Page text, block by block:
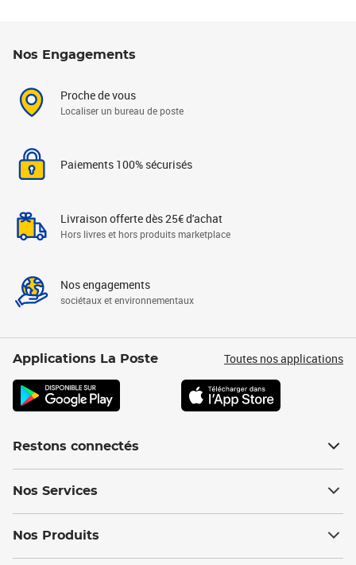
Nos Engagements
Proche de vous
Localiser un bureau de poste
Paiements 100% sécurisés
Livraison offerte dès 25€ d'achat
Hors livres et hors produits marketplace
Nos engagements
sociétaux et environnementaux
Applications La Poste Toutes nos applications
Restons connectés
Nos Services
Nos Produits